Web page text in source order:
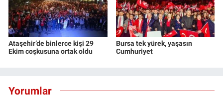
Ataşehir’de binlerce kişi 29
Ekim coşkusuna ortak oldu
Bursa tek yürek, yaşasın
Cumhuriyet
Yorumlar